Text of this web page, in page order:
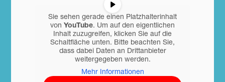
Sie sehen gerade einen Platzhalterinhalt
von YouTube. Um auf den eigentlichen
Inhalt zuzugreifen, klicken Sie auf die
Schaltfläche unten. Bitte beachten Sie,
dass dabei Daten an Drittanbieter
weitergegeben werden.
Mehr Informationen